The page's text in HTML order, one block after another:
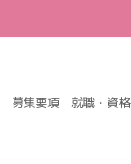
募集要項 就職・資格